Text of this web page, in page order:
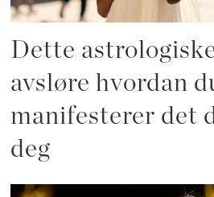
Dette
avsløre hvordan
manifesterer det
deg